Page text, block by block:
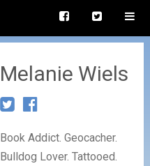
Melanie Wiels
Book Addict. Geocacher.
Bulldog Lover. Tattooed.